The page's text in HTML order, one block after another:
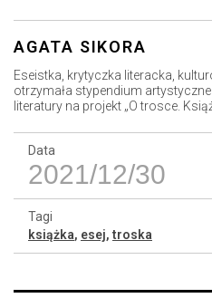
AGATA SIKORA
Eseistka, krytyczka literacka,
otrzymała stypendium
literatury na projekt „O trosce.
Data
2021/12/30
Tagi
książka, esej,troska